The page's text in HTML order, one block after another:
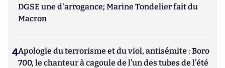
DGSE une d'arrogance; Marine Tondelier fait du
Macron
4Apologie du terrorisme et du viol, antisémite : Boro
700, le chanteur à cagoule de l’un des tubes de l’été